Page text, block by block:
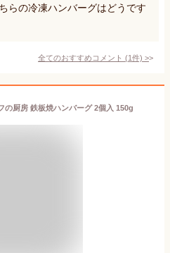
らの冷凍ハンバーグはどうです
全てのおすすめコメント (1件) >
の厨房 鉄板焼ハンバーグ 2個入 150g